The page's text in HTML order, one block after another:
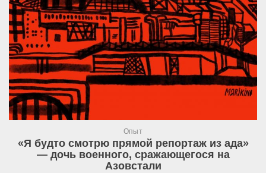
Опыт
«Я будто смотрю прямой репортаж из ада»
— дочь военного, сражающегося на
Азовстали